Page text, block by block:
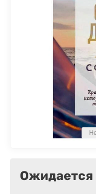
Ожидается